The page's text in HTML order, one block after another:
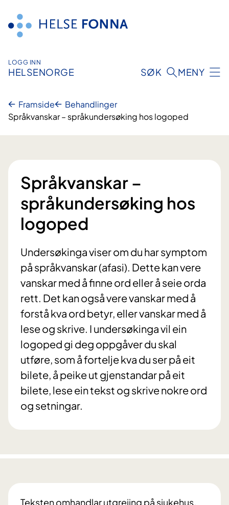
innhald
LOGG INN
HELSENORGE SØK MENY
Framside
Behandlinger
Språkvanskar – språkundersøking hos logoped
Språkvanskar –
språkundersøking hos
logoped
Undersøkinga viser om du har symptom
på språkvanskar (afasi). Dette kan vere
vanskar med å finne ord eller å seie orda
rett. Det kan også vere vanskar med å
forstå kva ord betyr, eller vanskar med å
lese og skrive. I undersøkinga vil ein
logoped gi deg oppgåver du skal
utføre, som å fortelje kva du ser på eit
bilete, å peike ut gjenstandar på eit
bilete, lese ein tekst og skrive nokre ord
og setningar.
Teksten omhandlar utgreiing på sjukehus.